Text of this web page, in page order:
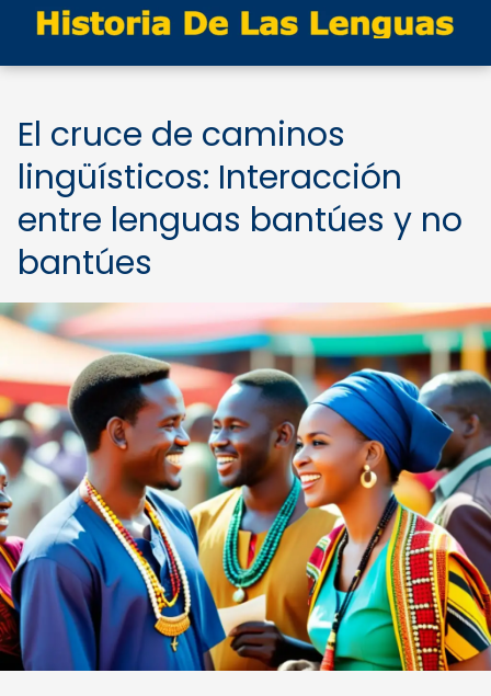
El cruce de caminos
lingüísticos: Interacción
entre lenguas bantúes y no
bantúes